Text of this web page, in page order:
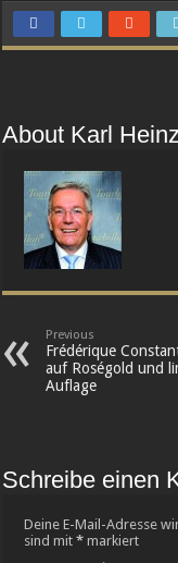
About Karl
Previous
Frédérique
auf Roségold und
Auflage
Schreibe einen
Deine E-Mail-Adresse
sind mit* markiert